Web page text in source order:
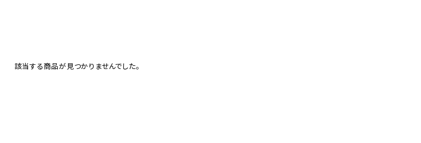
該当する商品が見つかりませんでした。